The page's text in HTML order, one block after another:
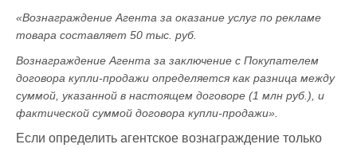
«Вознаграждение Агента за оказание услуг по рекламе
товара составляет 50 тыс. руб.
Вознаграждение Агента за заключение с Покупателем
договора купли-продажи определяется как разница между
суммой, указанной в настоящем договоре (1 млн руб.), и
фактической суммой договора купли-продажи».
Если определить агентское вознаграждение только